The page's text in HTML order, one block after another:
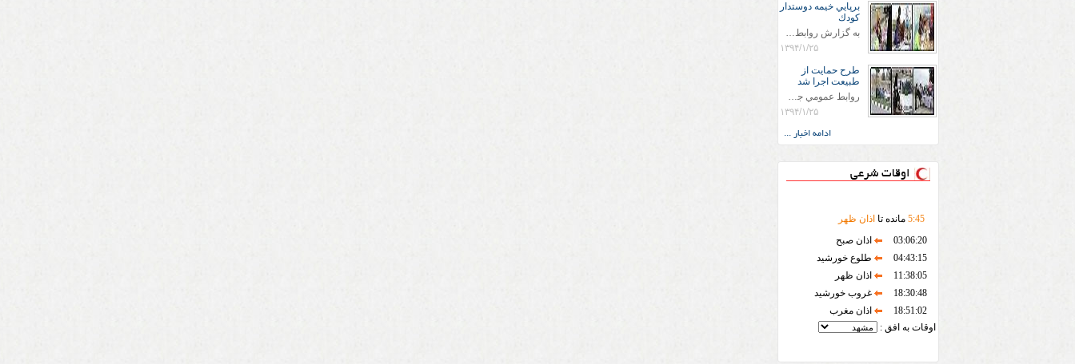
برپايي خيمه دوستدار
كودك
به گزارش روابط عمومي جمعيت هلال احمر شهرستان سرخس علاوه بر اجرای خدمات امدادی، راهنمایی های گردشگری و موقعیت های جغرافیایی و برپایی چادرهای سلامت به منظور سنجش رایگان فشار و قندخون مسافران، ، خيمه هايي.با عنوان دوستدار کودک تجهیزشده که دراین فضا کودکان مراجعه کننده از طریق نقاشی و سایر هنرهای تجسمی با مفاهیم جمعیت هلال احمر و اصول هفتگانه آن آشنا می شوند. به دليل حضور چشم گير كودكان و خانواده ها سعی شده در قالب های متناسب با سنین کودکان مراجعه کنند
۱۳۹۴/۱/۲۵
طرح حمايت از
طبيعت اجرا شد
روابط عمومي جمعيت هلال احمر سرخس جمعيت هلال احمر سرخس در روز طبيعت جوانان جمعيت هلال احمر سرخس در راستاي حفاظت و حمايت از محيط زيست با انگيزه داشتن طبيعت زيبا و بدون زباله و جهت فرهنگ سازي طرح حمايت از طبيعت را اجرا نمودند. اين طرح با رويكرد حمايتي و اموزشي در خصوص اشتي باطبيعت اجرا شد و در اين طرح 700 عدد كيسه زباله وبروشور در خروجي هاي شهر بين همشهريان و مسافرين نوروزي توزيع گرديد و در راه بازگشت كيسه هاي زباله توسط همشهريان به مامورين محترم شهرداري مستقر در ورودي شهر
۱۳۹۴/۱/۲۵
ادامه اخبار ...
اوقات شرعی
5:45 مانده تا اذان ظهر
03:06:20
اذان صبح
04:43:15
طلوع خورشید
11:38:05
اذان ظهر
18:30:48
غروب خورشید
18:51:02
اذان مغرب
اوقات به افق :